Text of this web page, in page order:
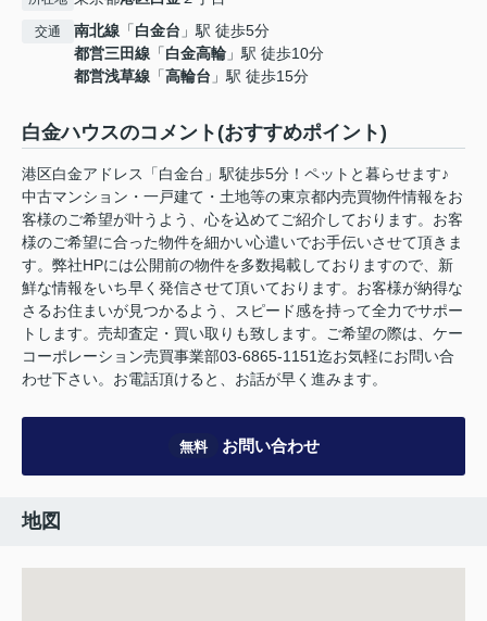
交通 南北線 「白金台 」駅 徒歩5分
都営三田線 「白金高輪 」駅 徒歩10分
都営浅草線 「高輪台 」駅 徒歩15分
白金ハウスのコメント(おすすめポイント)
港区白金アドレス「白金台」駅徒歩5分！ペットと暮らせます♪
中古マンション・一戸建て・土地等の東京都内売買物件情報をお
客様のご希望が叶うよう、心を込めてご紹介しております。お客
様のご希望に合った物件を細かい心遣いでお手伝いさせて頂きま
す。弊社HPには公開前の物件を多数掲載しておりますので、新
鮮な情報をいち早く発信させて頂いております。お客様が納得な
さるお住まいが見つかるよう、スピード感を持って全力でサポー
トします。売却査定・買い取りも致します。ご希望の際は、ケー
コーポレーション売買事業部03-6865-1151迄お気軽にお問い合
わせ下さい。お電話頂けると、お話が早く進みます。
無料 お問い合わせ
地図